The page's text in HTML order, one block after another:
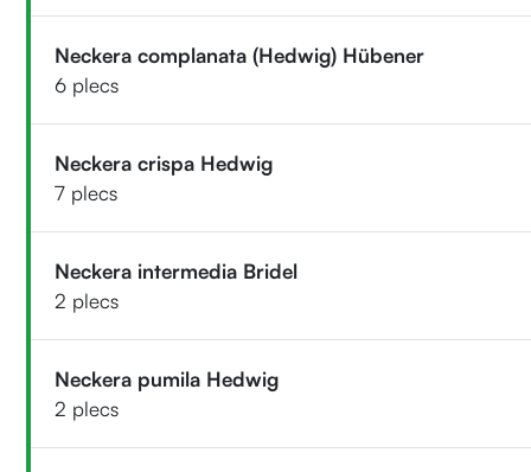
Neckera complanata (Hedwig) Hübener
6 plecs
Neckera crispa Hedwig
7 plecs
Neckera intermedia Bridel
2 plecs
Neckera pumila Hedwig
2 plecs